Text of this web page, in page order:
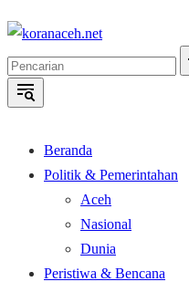
Langsung
konten
Beranda
Politik & Pemerintahan
Aceh
Nasional
Dunia
Peristiwa & Bencana